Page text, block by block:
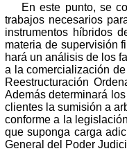
En este punto, se
trabajos necesarios
instrumentos híbridos
materia de supervisión
hará un análisis de los
a la comercialización
Reestructuración
Además determinará
clientes la sumisión a
conforme a la
que suponga carga
General del Poder